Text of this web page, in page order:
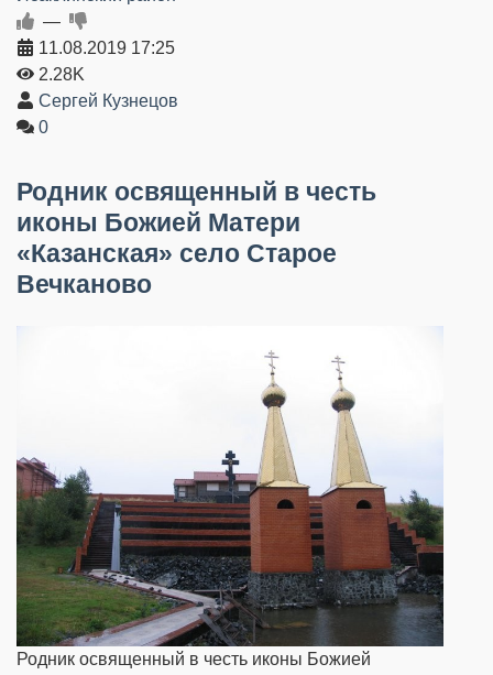
—
11.08.2019 17:25
2.28K
Сергей Кузнецов
0
Родник освященный в честь
иконы Божией Матери
«Казанская» село Старое
Вечканово
Родник освященный в честь иконы Божией